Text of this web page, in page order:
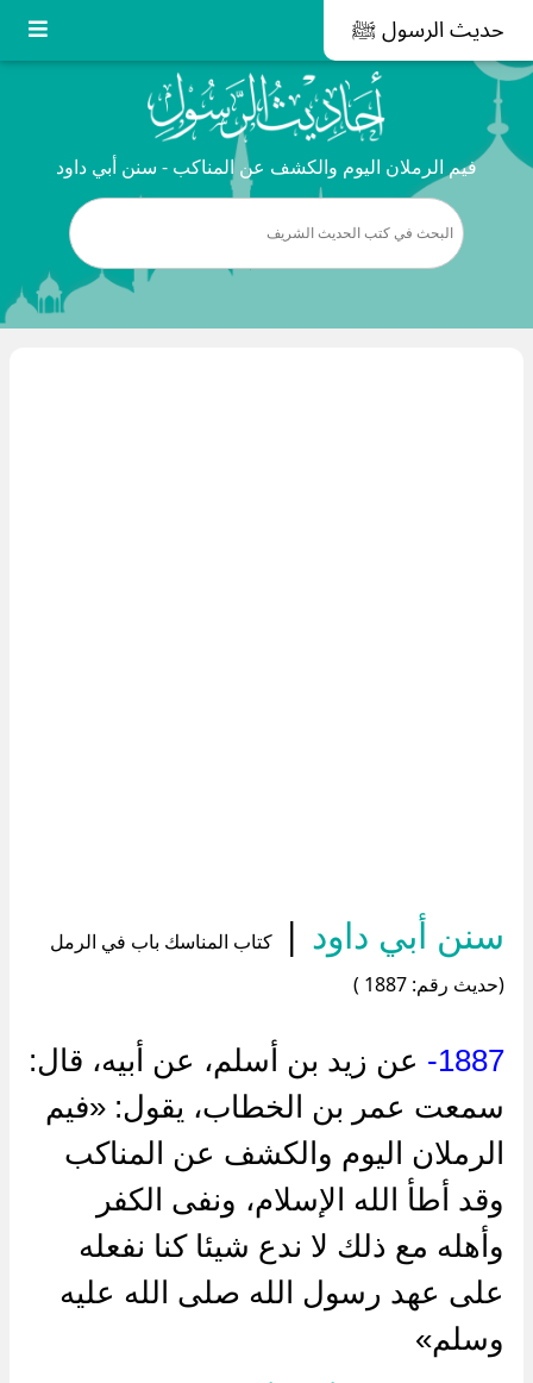
حديث الرسول ﷺ
فيم الرملان اليوم والكشف عن المناكب - سنن أبي داود
سنن أبي داود |
كتاب المناسك باب في الرمل
(حديث رقم: 1887 )
1887-
عن زيد بن أسلم، عن أبيه، قال:
سمعت عمر بن الخطاب، يقول: «فيم
الرملان اليوم والكشف عن المناكب
وقد أطأ الله الإسلام، ونفى الكفر
وأهله مع ذلك لا ندع شيئا كنا نفعله
على عهد رسول الله صلى الله عليه
وسلم»